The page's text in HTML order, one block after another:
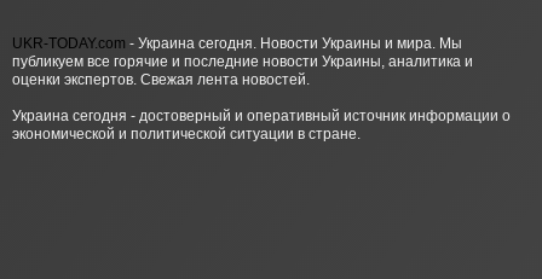
UKR-TODAY.com - Украина сегодня. Новости Украины и мира. Мы
публикуем все горячие и последние новости Украины, аналитика и
оценки экспертов. Свежая лента новостей.
Украина сегодня - достоверный и оперативный источник информации о
экономической и политической ситуации в стране.